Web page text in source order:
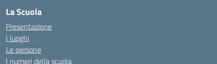
La Scuola
Presentazione
I luoghi
Le persone
I numeri della scuola